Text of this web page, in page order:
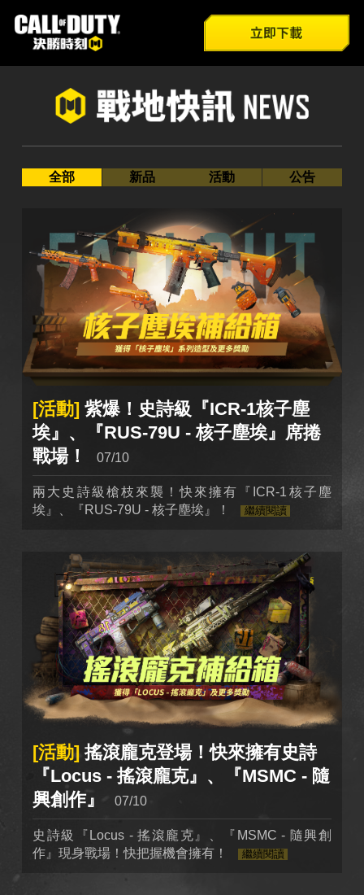
全部
新品
遊戲介紹
新兵特訓
官方FB
巴哈姆特
全部
新品 活動 公告
[活動] 紫爆！史詩級『ICR-1核子塵
埃』、『RUS-79U - 核子塵埃』席捲
戰場！
07/10
兩大史詩級槍枝來襲！快來擁有『ICR-1核子塵
埃』、『RUS-79U - 核子塵埃』！
繼續閱讀
[活動] 搖滾龐克登場！快來擁有史詩
『Locus - 搖滾龐克』、『MSMC - 隨
興創作』
07/10
史詩級『Locus - 搖滾龐克』、『MSMC - 隨興創
作』現身戰場！快把握機會擁有！
繼續閱讀